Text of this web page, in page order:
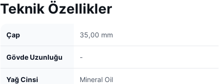
Teknik Özellikler
Çap 35,00 mm
Gövde Uzunluğu -
Yağ Cinsi Mineral Oil